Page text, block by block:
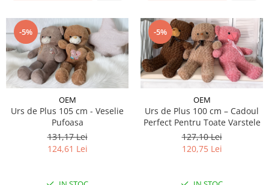
-5%
OEM
Urs de Plus 105 cm - Veselie
Pufoasa
131,17 Lei
124,61 Lei
-5%
OEM
Urs de Plus 100 cm – Cadoul
Perfect Pentru Toate Varstele
127,10 Lei
120,75 Lei